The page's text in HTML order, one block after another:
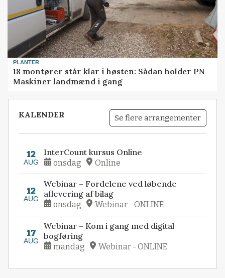
PLANTER
18 montører står klar i høsten: Sådan holder PN
Maskiner landmænd i gang
KALENDER Se flere arrangementer
12
AUG
InterCount kursus Online
onsdag Online
12
AUG
Webinar – Fordelene ved løbende
aflevering af bilag
onsdag Webinar - ONLINE
17
AUG
Webinar – Kom i gang med digital
bogføring
mandag Webinar - ONLINE